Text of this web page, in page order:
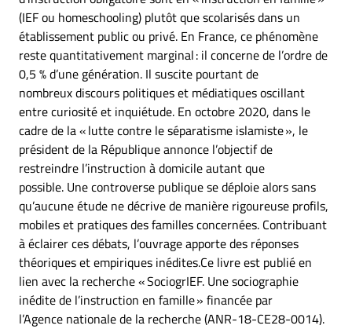
(IEF ou homeschooling) plutôt que scolarisés dans un
établissement public ou privé. En France, ce phénomène
reste quantitativement marginal : il concerne de l’ordre de
0,5 % d’une génération. Il suscite pourtant de
nombreux discours politiques et médiatiques oscillant
entre curiosité et inquiétude. En octobre 2020, dans le
cadre de la « lutte contre le séparatisme islamiste », le
président de la République annonce l’objectif de
restreindre l’instruction à domicile autant que
possible. Une controverse publique se déploie alors sans
qu’aucune étude ne décrive de manière rigoureuse profils,
mobiles et pratiques des familles concernées. Contribuant
à éclairer ces débats, l’ouvrage apporte des réponses
théoriques et empiriques inédites.Ce livre est publié en
lien avec la recherche « SociogrIEF. Une sociographie
inédite de l’instruction en famille » financée par
l’Agence nationale de la recherche (ANR-18-CE28-0014).